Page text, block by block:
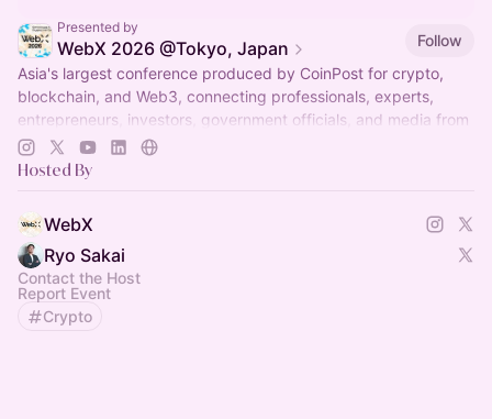
Presented by
WebX 2026 @Tokyo, Japan
Follow
Asia's largest conference produced by CoinPost for crypto,
blockchain, and Web3, connecting professionals, experts,
entrepreneurs, investors, government officials, and media from
Japan and beyond.
Hosted By
WebX
Ryo Sakai
Contact the Host
Report Event
Crypto